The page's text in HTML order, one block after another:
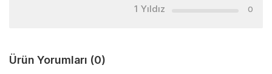
1 Yıldız 0
Ürün Yorumları (0)